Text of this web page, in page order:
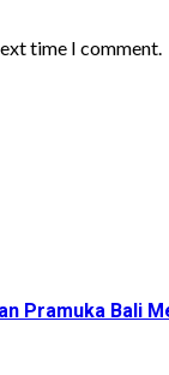
time I comment.
Pramuka Bali